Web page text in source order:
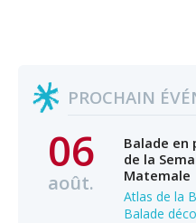
PROCHAIN
06
août.
Balade en
de la
Matemale
Atlas de la
Balade